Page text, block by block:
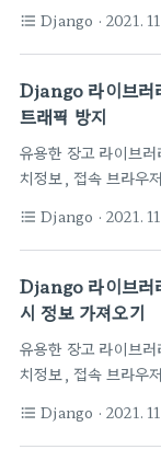
admin-
제공되는 Django-
개 자료만 저장해 두
의에 소스에 포함된
Django 실전 프로
( 패스트캠퍼스 )
Framework 말 그대
서 제공하기 위해 만
가 쉽고 확장성도 뛰
format_list_bulleted Django · 2021.
Django 라이브
트래픽 방지
유용한 장고 라이브
치정보, 접속 브라우
ratelimit 기능을 소
강의에 소스에 포함
Django 실전 프로
( 패스트캠퍼스 )
회 이상의 요청이 들
를 안주던, 메인페이
수 있도록 간단한
쉽다! 이게 장점이
format_list_bulleted Django · 2021.
Django 라이브러
시 정보 가져오기
유용한 장고 라이브
치정보, 접속 브라우
ratelimit 기능을 소
강의에 소스에 포함
format_list_bulleted Django · 2021.